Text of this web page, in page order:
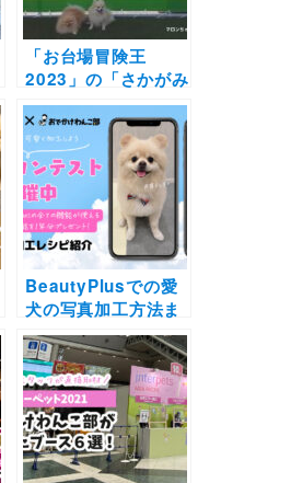
「お台場冒険王
2023」の「さかがみ
家カフェ×モグワ
ン」イベント詳細！
実際のレポやメニュ
ー・グッズを紹介
BeautyPlusでの愛
犬の写真加工方法ま
とめ！耳ミッキーや
LINEのスタンプも |
おすすめのスマホ写
真アプリの紹介〜有
料プレミアム機能1
年分が当たるフォト
コンテスト開催中〜